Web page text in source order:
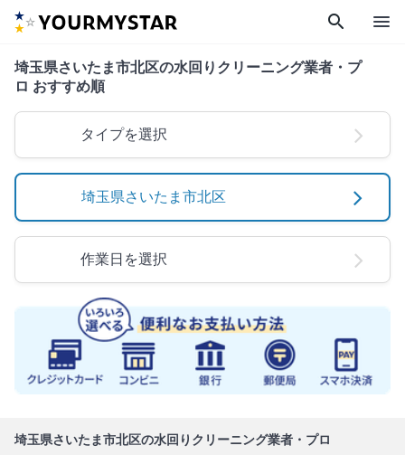
search menu
埼玉県さいたま市北区の水回りクリーニング業者・プ
ロ おすすめ順
タイプを選択
埼玉県さいたま市北区
作業日を選択
埼玉県さいたま市北区の水回りクリーニング業者・プロ